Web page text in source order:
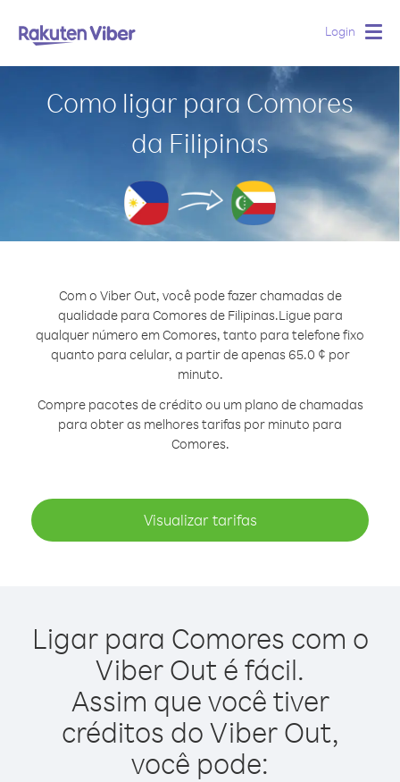
Login
Como ligar para Comores
da Filipinas
Com o Viber Out, você pode fazer chamadas de
qualidade para Comores de Filipinas.Ligue para
qualquer número em Comores, tanto para telefone fixo
quanto para celular, a partir de apenas 65.0 ¢ por
minuto.
Compre pacotes de crédito ou um plano de chamadas
para obter as melhores tarifas por minuto para
Comores.
Visualizar tarifas
Ligar para Comores com o
Viber Out é fácil.
Assim que você tiver
créditos do Viber Out,
você pode: